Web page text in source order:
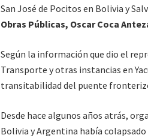
San José de Pocitos en Bolivia y
Obras Públicas, Oscar Coca
Según la información que dio el
Transporte y otras instancias en
transitabilidad del puente
Desde hace algunos años atrás,
Bolivia y Argentina había